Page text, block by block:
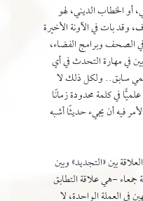
أو الخطاب الديني، لهو
وقد بات في الآونة الأخيرة
الصحف وبرامج الفضاء،
في مهارة التحدث في أي
سابق.. ولكل ذلك لا
في كلمة محدودة زمانًا
فيه أن يجيء حديثًا أشبه
بين «التجديد» وبين
جمعاء -هي علاقة التطابق